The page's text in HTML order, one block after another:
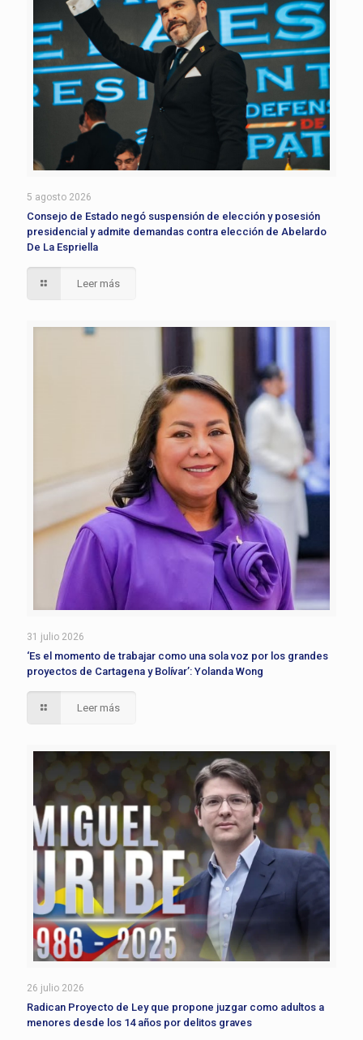
5 agosto 2026
Consejo de Estado negó suspensión de elección y posesión
presidencial y admite demandas contra elección de Abelardo
De La Espriella
Leer más
31 julio 2026
‘Es el momento de trabajar como una sola voz por los grandes
proyectos de Cartagena y Bolívar’: Yolanda Wong
Leer más
26 julio 2026
Radican Proyecto de Ley que propone juzgar como adultos a
menores desde los 14 años por delitos graves